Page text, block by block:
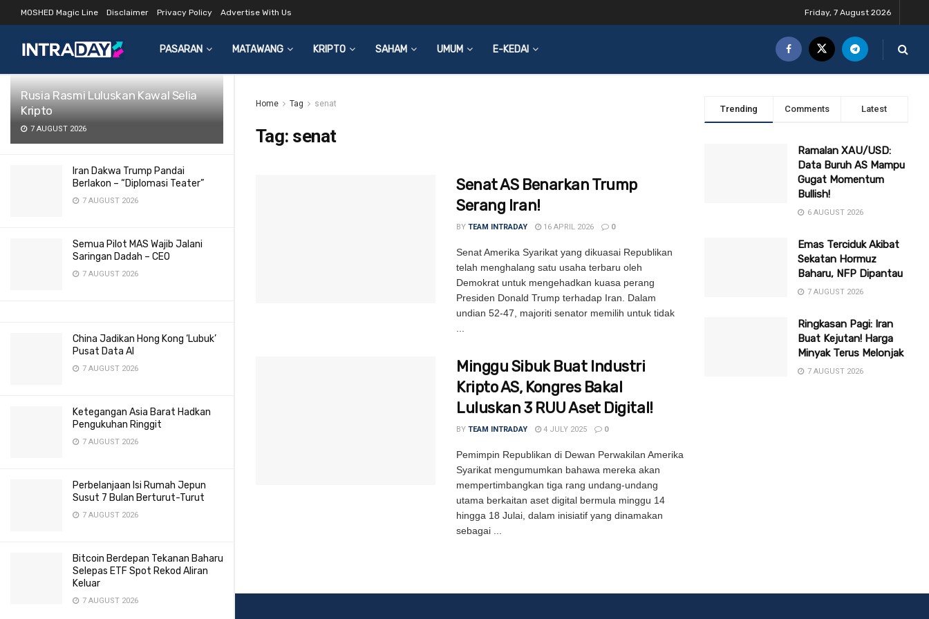
LATEST TRENDING Filter
Rusia Rasmi Luluskan Kawal Selia
Kripto
7 AUGUST 2026
Iran Dakwa Trump Pandai
Berlakon – “Diplomasi Teater”
7 AUGUST 2026
Semua Pilot MAS Wajib Jalani
Saringan Dadah – CEO
7 AUGUST 2026
China Jadikan Hong Kong ‘Lubuk’
Pusat Data AI
7 AUGUST 2026
Ketegangan Asia Barat Hadkan
Pengukuhan Ringgit
7 AUGUST 2026
Perbelanjaan Isi Rumah Jepun
Susut 7 Bulan Berturut-Turut
7 AUGUST 2026
Bitcoin Berdepan Tekanan Baharu
Selepas ETF Spot Rekod Aliran
Keluar
7 AUGUST 2026
MOSHED Magic Line Disclaimer Privacy Policy Advertise With Us Friday, 7 August 2026
PASARAN MATAWANG KRIPTO SAHAM UMUM E-KEDAI
Home Tag senat
Tag: senat
Senat AS Benarkan Trump
Serang Iran!
BY TEAM INTRADAY 16 APRIL 2026 0
Senat Amerika Syarikat yang dikuasai Republikan
telah menghalang satu usaha terbaru oleh
Demokrat untuk mengehadkan kuasa perang
Presiden Donald Trump terhadap Iran. Dalam
undian 52-47, majoriti senator memilih untuk tidak
Minggu Sibuk Buat Industri
Kripto AS, Kongres Bakal
Luluskan 3 RUU Aset Digital!
BY TEAM INTRADAY 4 JULY 2025 0
Pemimpin Republikan di Dewan Perwakilan Amerika
Syarikat mengumumkan bahawa mereka akan
mempertimbangkan tiga rang undang-undang
utama berkaitan aset digital bermula minggu 14
hingga 18 Julai, dalam inisiatif yang dinamakan
sebagai ...
Trending Comments Latest
Ramalan XAU/USD:
Data Buruh AS Mampu
Gugat Momentum
Bullish!
6 AUGUST 2026
Emas Terciduk Akibat
Sekatan Hormuz
Baharu, NFP Dipantau
7 AUGUST 2026
Ringkasan Pagi: Iran
Buat Kejutan! Harga
Minyak Terus Melonjak
7 AUGUST 2026